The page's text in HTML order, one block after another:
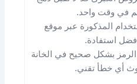
في وقت واحد.
المذكورة عبر موقع
استفادة.
بشكل صحيح في الخانة
أي خطأ تقني.